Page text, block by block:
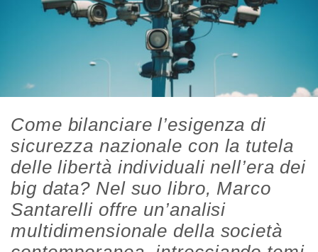
Come bilanciare l’esigenza di
sicurezza nazionale con la tutela
delle libertà individuali nell’era dei
big data? Nel suo libro, Marco
Santarelli offre un’analisi
multidimensionale della società